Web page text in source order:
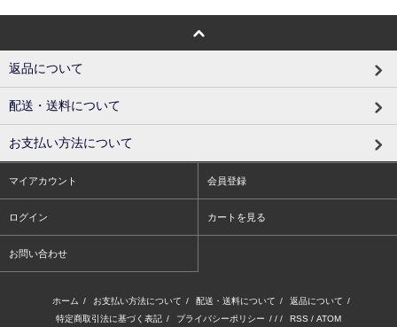
返品について
配送・送料について
お支払い方法について
マイアカウント 会員登録
ログイン カートを見る
お問い合わせ
ホーム / お支払い方法について / 配送・送料について / 返品について /
特定商取引法に基づく表記 / プライバシーポリシー / / / RSS / ATOM